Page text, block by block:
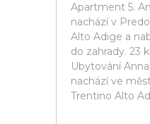
Apartment 5.
nachází v
Alto Adige a
do zahrady. 23
Ubytování
nachází ve
Trentino Alto